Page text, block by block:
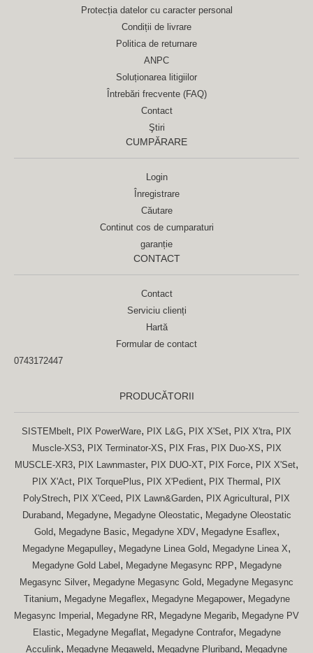
Protecția datelor cu caracter personal
Condiții de livrare
Politica de returnare
ANPC
Soluționarea litigiilor
Întrebări frecvente (FAQ)
Contact
Ştiri
CUMPĂRARE
Login
Înregistrare
Căutare
Continut cos de cumparaturi
garanție
CONTACT
Contact
Serviciu clienți
Hartă
Formular de contact
0743172447
PRODUCĂTORII
SISTEMbelt, PIX PowerWare, PIX L&G, PIX X'Set, PIX X'tra, PIX
Muscle-XS3, PIX Terminator-XS, PIX Fras, PIX Duo-XS, PIX
MUSCLE-XR3, PIX Lawnmaster, PIX DUO-XT, PIX Force, PIX X'Set,
PIX X'Act, PIX TorquePlus, PIX X'Pedient, PIX Thermal , PIX
PolyStrech, PIX X'Ceed, PIX Lawn&Garden, PIX Agricultural , PIX
Duraband, Megadyne, Megadyne Oleostatic, Megadyne Oleostatic
Gold, Megadyne Basic, Megadyne XDV, Megadyne Esaflex,
Megadyne Megapulley, Megadyne Linea Gold, Megadyne Linea X,
Megadyne Gold Label , Megadyne Megasync RPP, Megadyne
Megasync Silver, Megadyne Megasync Gold, Megadyne Megasync
Titanium, Megadyne Megaflex, Megadyne Megapower, Megadyne
Megasync Imperial , Megadyne RR, Megadyne Megarib, Megadyne PV
Elastic, Megadyne Megaflat, Megadyne Contrafor, Megadyne
Acculink, Megadyne Megaweld, Megadyne Pluriband, Megadyne